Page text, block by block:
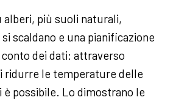
alberi, più suoli naturali,
scaldano e una pianificazione
dei dati: attraverso
ridurre le temperature delle
è possibile. Lo dimostrano le